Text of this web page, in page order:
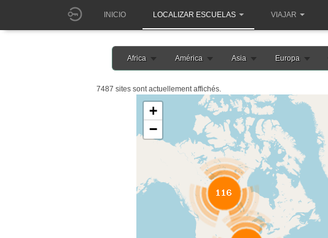
INICIO LOCALIZAR ESCUELAS VIAJAR
Africa América Asia Europa
7487 sites sont actuellement affichés.
+
−